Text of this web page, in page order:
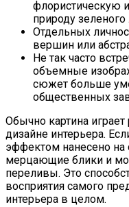
флористическую
природу зеленого
Отдельных
вершин или
Не так часто
объемные
сюжет больше
общественных
Обычно картина играет
дизайне интерьера.
эффектом нанесено на
мерцающие блики и
переливы. Это
восприятия самого
интерьера в целом.